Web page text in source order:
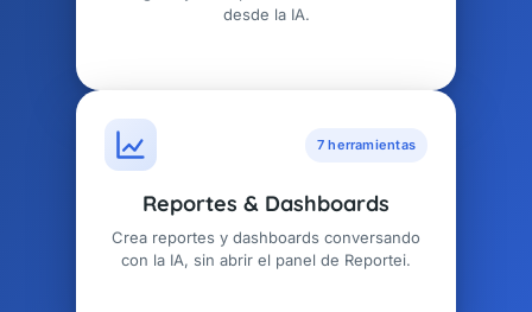
desde la IA.
7 herramientas
Reportes & Dashboards
Crea reportes y dashboards conversando
con la IA, sin abrir el panel de Reportei.